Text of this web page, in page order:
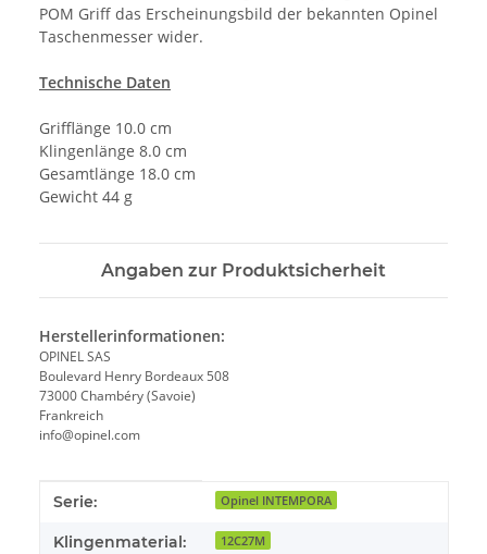
POM Griff das Erscheinungsbild der bekannten Opinel
Taschenmesser wider.
Technische Daten
Grifflänge 10.0 cm
Klingenlänge 8.0 cm
Gesamtlänge 18.0 cm
Gewicht 44 g
Angaben zur Produktsicherheit
Herstellerinformationen:
OPINEL SAS
Boulevard Henry Bordeaux 508
73000 Chambéry (Savoie)
Frankreich
info@opinel.com
Produkteigenschaft
Wert
Serie: Opinel INTEMPORA
Klingenmaterial: 12C27M